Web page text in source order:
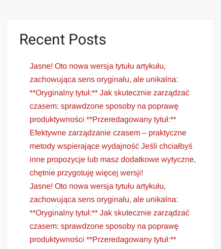
Recent Posts
Jasne! Oto nowa wersja tytułu artykułu,
zachowująca sens oryginału, ale unikalna:
**Oryginalny tytuł:** Jak skutecznie zarządzać
czasem: sprawdzone sposoby na poprawę
produktywności **Przeredagowany tytuł:**
Efektywne zarządzanie czasem – praktyczne
metody wspierające wydajność Jeśli chciałbyś
inne propozycje lub masz dodatkowe wytyczne,
chętnie przygotuję więcej wersji!
Jasne! Oto nowa wersja tytułu artykułu,
zachowująca sens oryginału, ale unikalna:
**Oryginalny tytuł:** Jak skutecznie zarządzać
czasem: sprawdzone sposoby na poprawę
produktywności **Przeredagowany tytuł:**